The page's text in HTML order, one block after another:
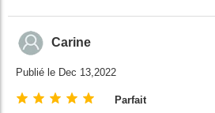
Carine
Publié le Dec 13,2022
Parfait